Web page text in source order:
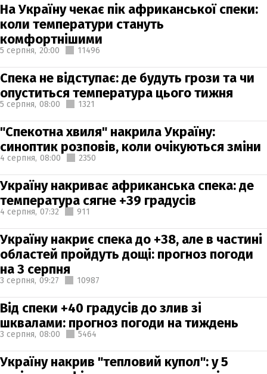
На Україну чекає пік африканської спеки:
коли температури стануть
комфортнішими
5 серпня, 20:00 11496
Спека не відступає: де будуть грози та чи
опуститься температура цього тижня
5 серпня, 08:00 1321
"Спекотна хвиля" накрила Україну:
синоптик розповів, коли очікуються зміни
4 серпня, 08:00 2350
Україну накриває африканська спека: де
температура сягне +39 градусів
4 серпня, 07:32 911
Україну накриє спека до +38, але в частині
областей пройдуть дощі: прогноз погоди
на 3 серпня
3 серпня, 09:27 10987
Від спеки +40 градусів до злив зі
шквалами: прогноз погоди на тиждень
3 серпня, 08:00 5464
Україну накрив "тепловий купол": у 5